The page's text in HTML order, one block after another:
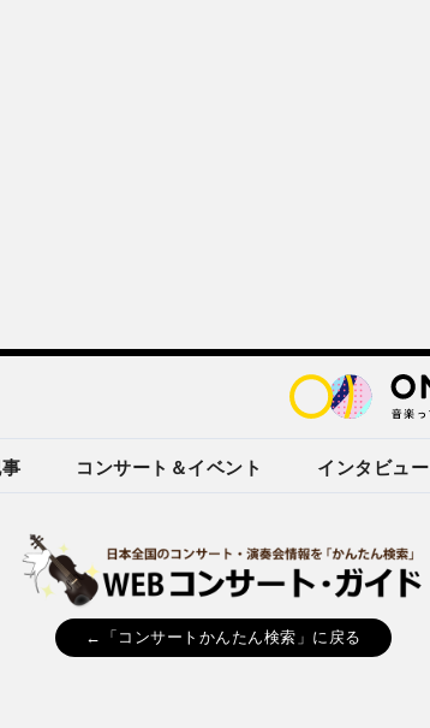
コンサート＆イベント インタビュー
←「コンサートかんたん検索」に戻る